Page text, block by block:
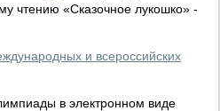
чтению «Сказочное лукошко» -
и всероссийских
в электронном виде